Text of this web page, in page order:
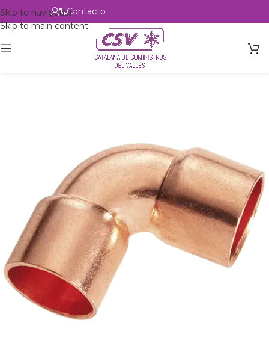
Skip to navigation
Skip to main content
Contacto
Accesorios Cobre Codo 90 H-H